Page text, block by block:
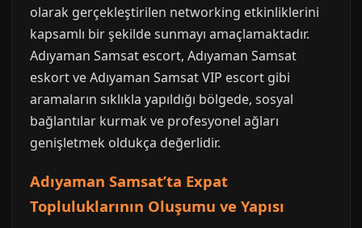
olarak gerçekleştirilen networking etkinliklerini
kapsamlı bir şekilde sunmayı amaçlamaktadır.
Adıyaman Samsat escort, Adıyaman Samsat
eskort ve Adıyaman Samsat VIP escort gibi
aramaların sıklıkla yapıldığı bölgede, sosyal
bağlantılar kurmak ve profesyonel ağları
genişletmek oldukça değerlidir.
Adıyaman Samsat’ta Expat
Topluluklarının Oluşumu ve Yapısı